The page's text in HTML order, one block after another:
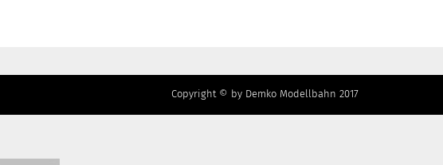
Copyright © by Demko Modellbahn 2017